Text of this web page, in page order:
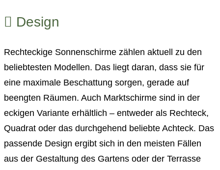
Design
Rechteckige Sonnenschirme zählen aktuell zu den
beliebtesten Modellen. Das liegt daran, dass sie für
eine maximale Beschattung sorgen, gerade auf
beengten Räumen. Auch Marktschirme sind in der
eckigen Variante erhältlich – entweder als Rechteck,
Quadrat oder das durchgehend beliebte Achteck. Das
passende Design ergibt sich in den meisten Fällen
aus der Gestaltung des Gartens oder der Terrasse